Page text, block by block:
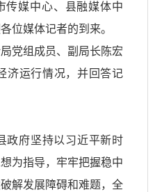
传媒中心、县融媒体中
位媒体记者的到来。
党组成员、副局长陈宏
济运行情况，并回答记
政府坚持以习近平新时
为指导，牢牢把握稳中
解发展障碍和难题，全